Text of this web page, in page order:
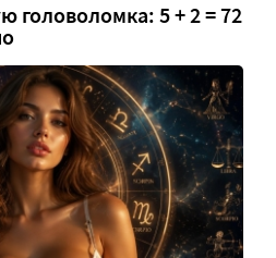
головоломка: 5 + 2 = 72